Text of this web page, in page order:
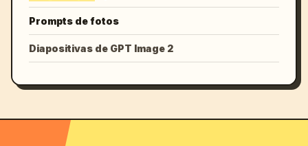
Prompts de fotos
Diapositivas de GPT Image 2